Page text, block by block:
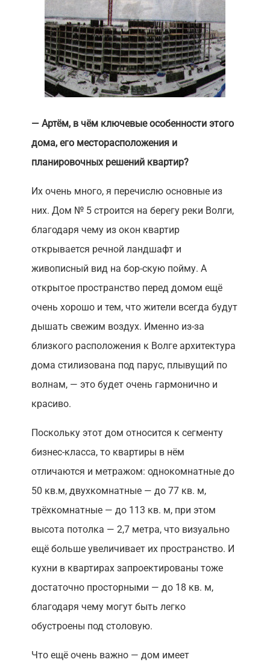
— Артём, в чём ключевые особенности этого
дома, его месторасположения и
планировочных решений квартир?
Их очень много, я перечислю основные из
них. Дом № 5 строится на берегу реки Волги,
благодаря чему из окон квартир
открывается речной ландшафт и
живописный вид на бор-скую пойму. А
открытое пространство перед домом ещё
очень хорошо и тем, что жители всегда будут
дышать свежим воздух. Именно из-за
близкого расположения к Волге архитектура
дома стилизована под парус, плывущий по
волнам, — это будет очень гармонично и
красиво.
Поскольку этот дом относится к сегменту
бизнес-класса, то квартиры в нём
отличаются и метражом: однокомнатные до
50 кв.м, двухкомнатные — до 77 кв. м,
трёхкомнатные — до 113 кв. м, при этом
высота потолка — 2,7 метра, что визуально
ещё больше увеличивает их пространство. И
кухни в квартирах запроектированы тоже
достаточно просторными — до 18 кв. м,
благодаря чему могут быть легко
обустроены под столовую.
Что ещё очень важно — дом имеет